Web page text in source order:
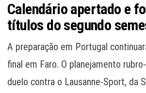
Calendário apertado e
títulos do segundo
A preparação em Portugal
final em Faro. O planejamento
duelo contra o Lausanne-Sport, da